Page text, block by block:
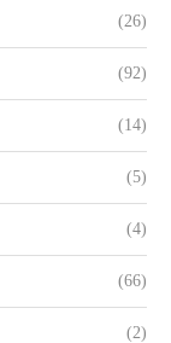
(26)
(92)
(14)
(5)
(4)
(66)
(2)